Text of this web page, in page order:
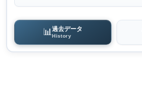
📊過去データ
History